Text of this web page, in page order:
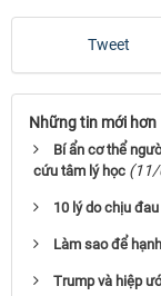
Tweet
Những tin mới hơn
Bí ẩn cơ thể
cứu tâm lý học
10 lý do chịu
Làm sao để
Trump và hiệp